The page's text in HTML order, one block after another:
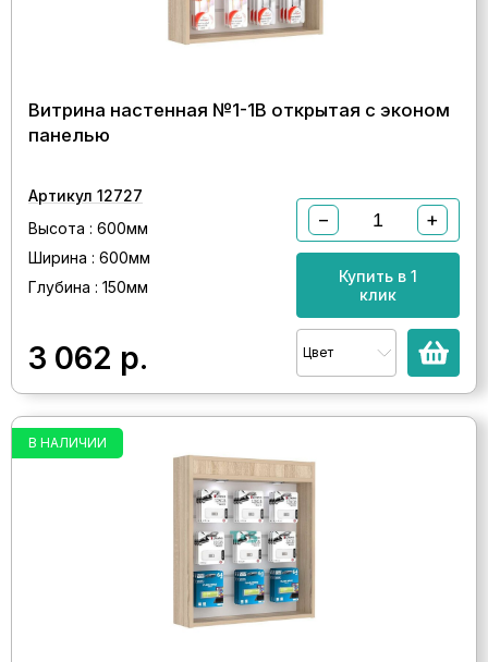
Витрина настенная №1-1В открытая с эконом
панелью
Артикул 12727
Высота : 600мм
Ширина : 600мм
Глубина : 150мм
3 062 р.
− +
Купить в 1
клик
Цвет
В НАЛИЧИИ